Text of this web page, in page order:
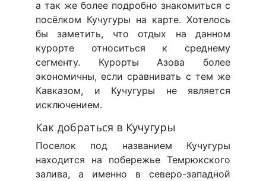
а так же более подробно знакомиться с
посёлком Кучугуры на карте. Хотелось
бы заметить, что отдых на данном
курорте относиться к среднему
сегменту. Курорты Азова более
экономичны, если сравнивать с тем же
Кавказом, и Кучугуры не является
исключением.
Как добраться в Кучугуры
Поселок под названием Кучугуры
находится на побережье Темрюкского
залива, а именно в северо-западной